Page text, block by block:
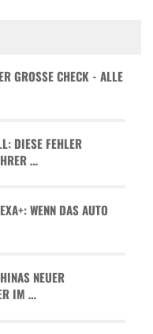
GROSSE CHECK - ALLE D
DIESE FEHLER
…
WENN DAS AUTO
NEUER
IM …